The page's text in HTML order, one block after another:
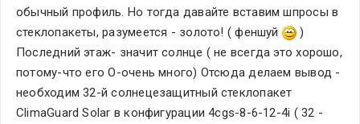
обычный профиль. Но тогда давайте вставим шпросы в
стеклопакеты, разумеется - золото! ( феншуй
)
Последний этаж- значит солнце ( не всегда это хорошо,
потому-что его О-очень много) Отсюда делаем вывод -
необходим 32-й солнецезащитный стеклопакет
ClimaGuard Solar в конфигурации 4cgs-8-6-12-4i ( 32 -